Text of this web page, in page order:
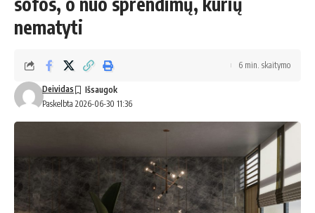
nematyti
Paskelbta 2026-06-30 11:36
Deividas
6 min. skaitymo